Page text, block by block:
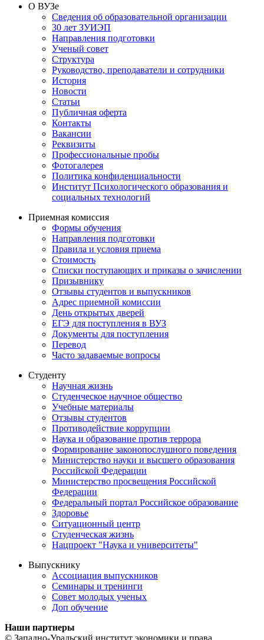
О ВУЗе
Сведения об образовательной организации
30 лет ЗУИЭП
Направления подготовки
Ученый совет
Структура
Руководство, преподаватели и сотрудники
История
Новости
Статьи
Публичная оферта
Контакты
Вакансии
Реквизиты
Профессиональные пробы
Фотогалерея
Политика конфиденциальности
Институт Психологического образования и
социальных технологий
Приемная комиссия
Формы обучения
Направления подготовки
Правила и условия приема
Стоимость
Списки поступающих и приказы о зачислении
Призывнику
Отзывы студентов и выпускников
Адрес приемной комиссии
День открытых дверей
ЕГЭ для поступления в ВУЗ
Документы для поступления
Перевод
Часто задаваемые вопросы
Студенту
Научная жизнь
Студенческое научное общество
Учебные материалы
Отзывы студентов
Противодействие коррупции
Наука и образование против террора
Формирование законопослушного поведения
Министерство науки и высшего образования
Российской Федерации
Министерство просвещения Российской
Федерации
Федеральный портал Российское образование
Здоровье
Ситуационный центр
Студенческая жизнь
Нацпроект "Наука и университеты"
Выпускнику
Ассоциация выпускников
Семинары и тренинги
Совет молодых ученых
Доп обучение
Наши партнеры
© Западно-Уральский институт экономики и права